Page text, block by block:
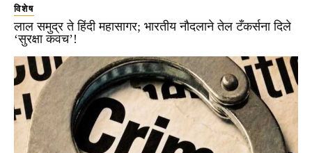
विशेष
लाल समुद्र ते हिंदी महासागर; भारतीय नौदलाने तेल टँकर्सना दिले
‘सुरक्षा कवच’!